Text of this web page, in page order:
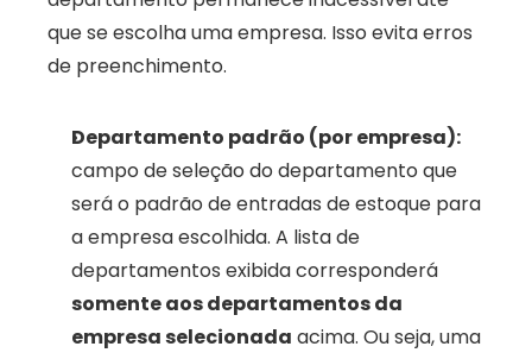
que se escolha uma empresa. Isso evita erros
de preenchimento.
Departamento padrão (por empresa):
campo de seleção do departamento que
será o padrão de entradas de estoque para
a empresa escolhida. A lista de
somente aos departamentos da
empresa selecionada acima. Ou seja, uma